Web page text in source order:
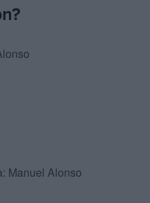
Manuel Alonso